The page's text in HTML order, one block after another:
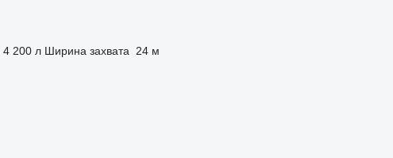
4 200 л Ширина захвата
24 м